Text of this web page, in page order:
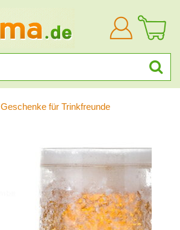
Anmelden
Geschenke für Trinkfreunde